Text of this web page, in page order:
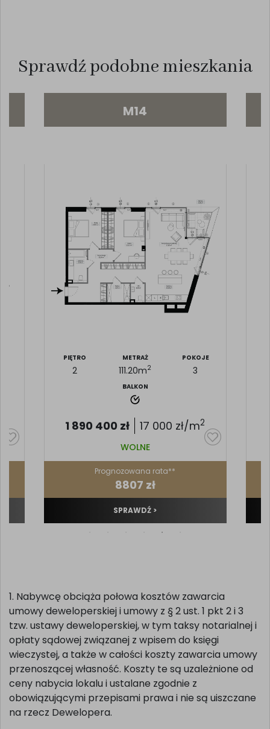
Sprawdź podobne mieszkania
M14
PIĘTRO
2
METRAŻ
111.20m2
POKOJE
3
BALKON
1 890 400 zł 17 000 zł/m2
WOLNE
Prognozowana rata**
8807 zł
SPRAWDŹ >
1. Nabywcę obciąża połowa kosztów zawarcia
umowy deweloperskiej i umowy z § 2 ust. 1 pkt 2 i 3
tzw. ustawy deweloperskiej, w tym taksy notarialnej i
opłaty sądowej związanej z wpisem do księgi
wieczystej, a także w całości koszty zawarcia umowy
przenoszącej własność. Koszty te są uzależnione od
ceny nabycia lokalu i ustalane zgodnie z
obowiązującymi przepisami prawa i nie są uiszczane
na rzecz Dewelopera.